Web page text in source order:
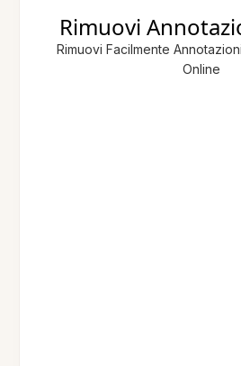
Rimuovi
Rimuovi Facilmente
Online